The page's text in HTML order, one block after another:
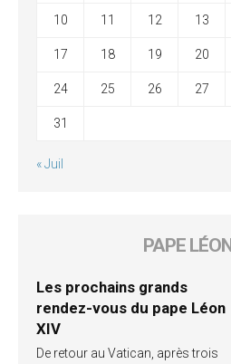
10 11 12 13
17 18 19 20
24 25 26 27
31
« Juil
PAPE
Les prochains grands
rendez-vous du pape Léon
XIV
De retour au Vatican, après trois